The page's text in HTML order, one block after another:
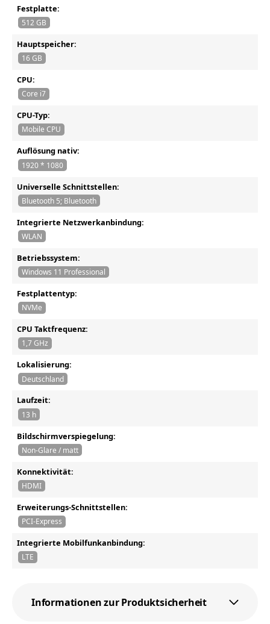
Festplatte:
512 GB
Hauptspeicher:
16 GB
CPU:
Core i7
CPU-Typ:
Mobile CPU
Auflösung nativ:
1920 * 1080
Universelle Schnittstellen:
Bluetooth 5; Bluetooth
Integrierte Netzwerkanbindung:
WLAN
Betriebssystem:
Windows 11 Professional
Festplattentyp:
NVMe
CPU Taktfrequenz:
1,7 GHz
Lokalisierung:
Deutschland
Laufzeit:
13 h
Bildschirmverspiegelung:
Non-Glare / matt
Konnektivität:
HDMI
Erweiterungs-Schnittstellen:
PCI-Express
Integrierte Mobilfunkanbindung:
LTE
Informationen zur Produktsicherheit